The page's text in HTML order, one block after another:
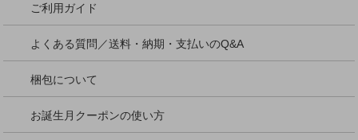
ご利用ガイド
よくある質問／送料・納期・支払いのQ&A
梱包について
お誕生月クーポンの使い方